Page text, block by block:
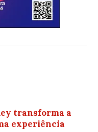
transforma a
experiência